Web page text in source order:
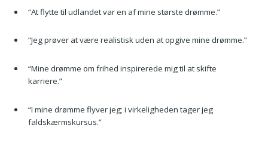
“At flytte til udlandet var en af mine største drømme.”
“Jeg prøver at være realistisk uden at opgive mine drømme.”
“Mine drømme om frihed inspirerede mig til at skifte
karriere.”
“I mine drømme flyver jeg; i virkeligheden tager jeg
faldskærmskursus.”